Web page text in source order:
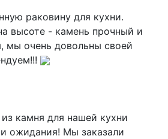
раковину для кухни.
высоте - камень прочный и
мы очень довольны своей
камня для нашей кухни
ожидания! Мы заказали